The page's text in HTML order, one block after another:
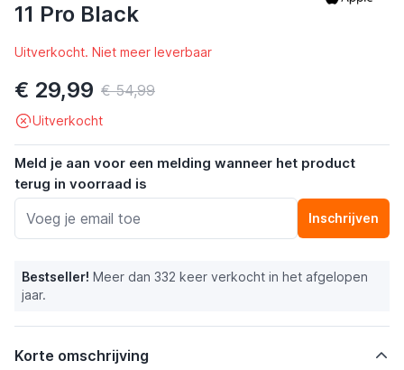
11 Pro Black
Uitverkocht. Niet meer leverbaar
€ 29,99 € 54,99
Uitverkocht
Meld je aan voor een melding wanneer het product
terug in voorraad is
Inschrijven
Bestseller! Meer dan 332 keer verkocht in het afgelopen
jaar.
Korte omschrijving